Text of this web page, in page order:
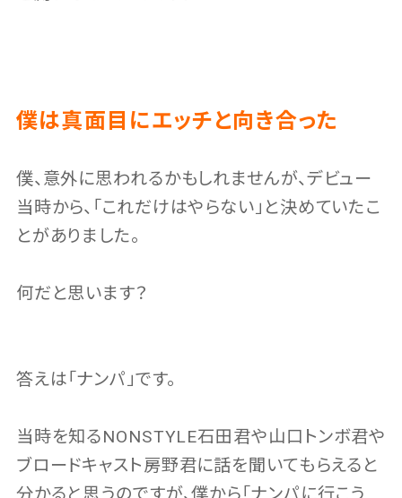
僕は真面目にエッチと向き合った
僕、意外に思われるかもしれませんが、デビュー
当時から、「これだけはやらない」と決めていたこ
とがありました。
何だと思います？
答えは「ナンパ」です。
当時を知るNONSTYLE石田君や山口トンボ君や
ブロードキャスト房野君に話を聞いてもらえると